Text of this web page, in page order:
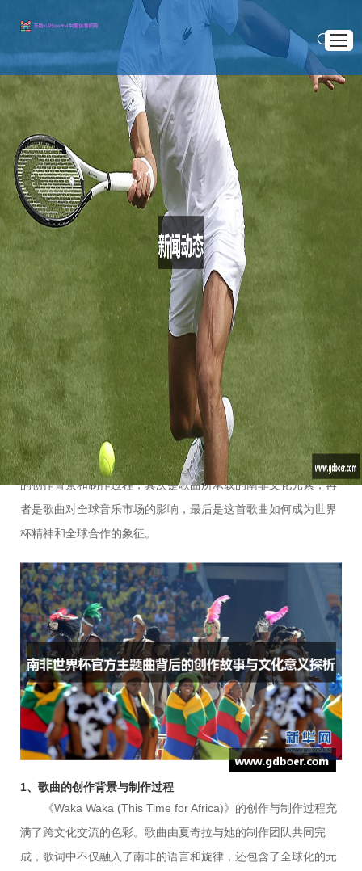
首页
关于LD乐动体育
经典案例
新闻动态
服务方向
加入LD乐动体育官网
首页>新闻动态 南非世界杯官方主题曲背后的创作故事与文化意义探析
南非世界杯官方主题曲背后的创作故事与文化意义
探析
2025 .08 .26
南非世界杯官方主题曲《Waka Waka (This Time for
Africa)》无疑是2010年世界杯期间最具标志性的歌曲之一。这首
歌曲不仅以其动感的旋律和热情的节奏征服了世界观众的耳朵，
也在全球范围内激发了对足球赛事的高度热情。由哥伦比亚歌手
夏奇拉演唱，并与南非歌手果果·姆杜巴（Freshlyground）共同
合作，这首歌曲具有极其丰富的文化和创作背景。从创作过程、
文化元素的融入，到歌曲的全球传播和影响力，都展现了南非世
界杯的文化符号和全球足球的联合精神。本文将从四个方面探讨
南非世界杯官方主题曲背后的创作故事与文化意义：首先是歌曲
的创作背景和制作过程，其次是歌曲所承载的南非文化元素，再
者是歌曲对全球音乐市场的影响，最后是这首歌曲如何成为世界
杯精神和全球合作的象征。
1、歌曲的创作背景与制作过程
《Waka Waka (This Time for Africa)》的创作与制作过程充
满了跨文化交流的色彩。歌曲由夏奇拉与她的制作团队共同完
成，歌词中不仅融入了南非的语言和旋律，还包含了全球化的元